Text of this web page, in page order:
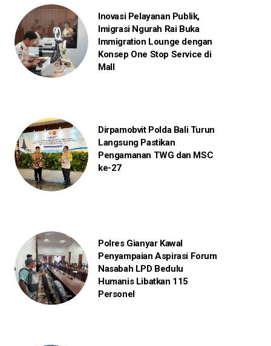
Inovasi Pelayanan Publik,
Imigrasi Ngurah Rai Buka
Immigration Lounge dengan
Konsep One Stop Service di
Mall
Dirpamobvit Polda Bali Turun
Langsung Pastikan
Pengamanan TWG dan MSC
ke-27
Polres Gianyar Kawal
Penyampaian Aspirasi Forum
Nasabah LPD Bedulu
Humanis Libatkan 115
Personel